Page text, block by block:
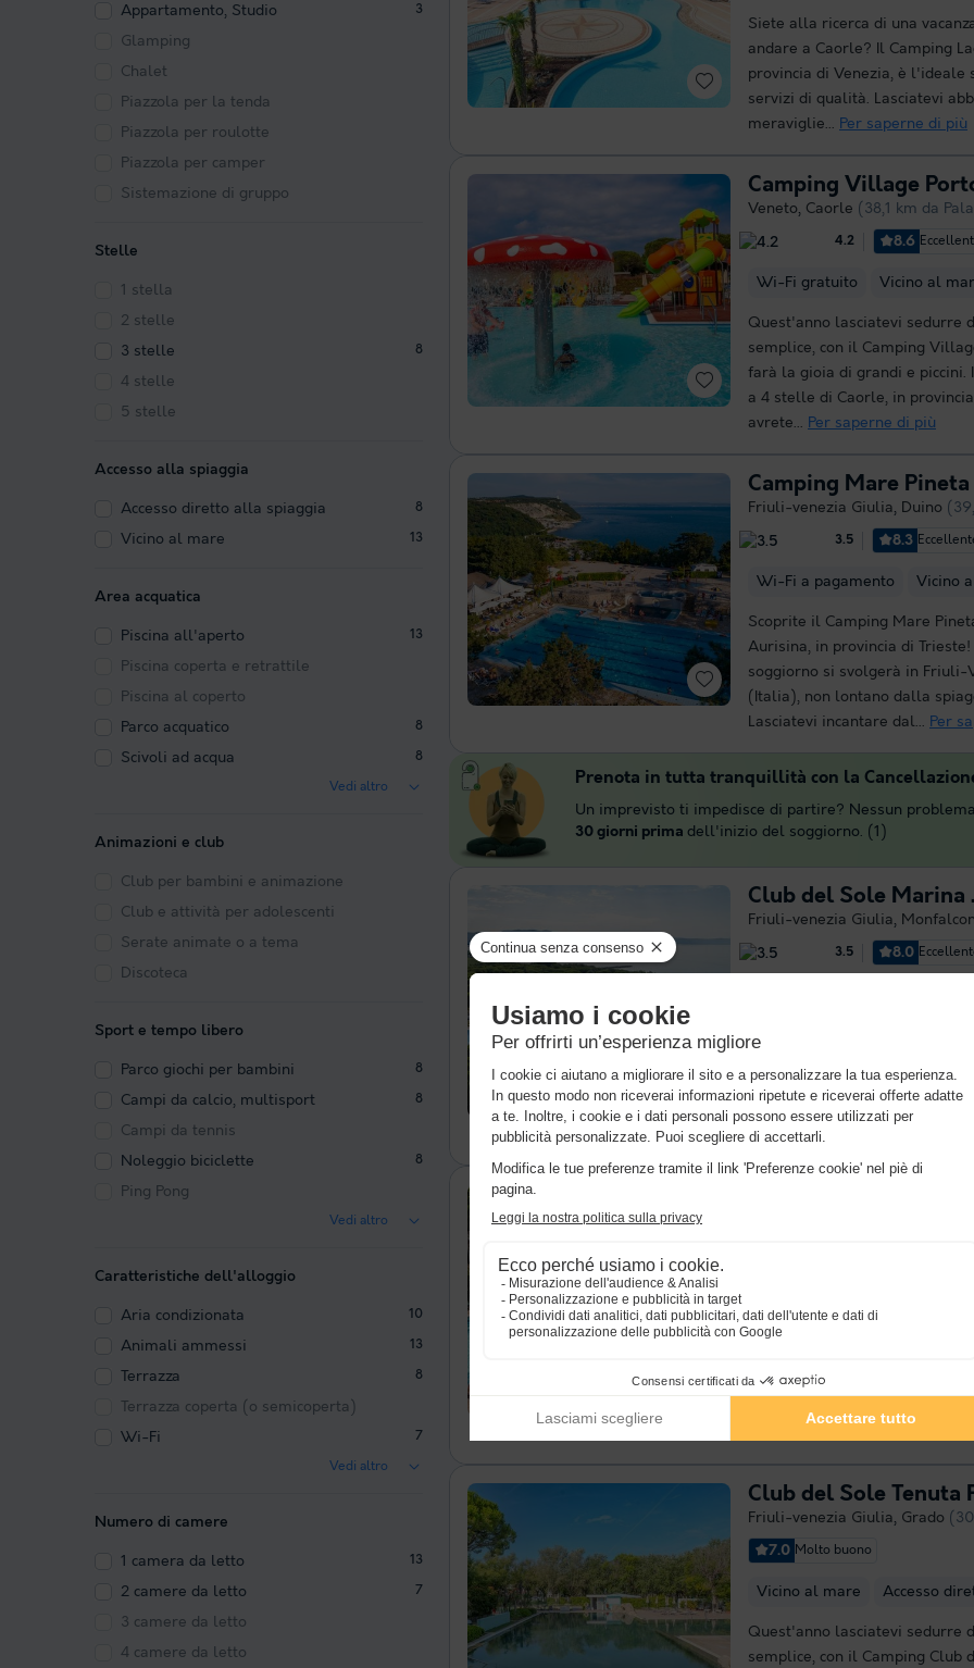
Appartamento, Studio
3
Glamping
Chalet
Piazzola per la tenda
Piazzola per roulotte
Piazzola per camper
Sistemazione di gruppo
Stelle
1 stella
2 stelle
3 stelle
8
4 stelle
5 stelle
Accesso alla spiaggia
Accesso diretto alla spiaggia 8
Vicino al mare 13
Area acquatica
Piscina all'aperto 13
Piscina coperta e retrattile
Piscina al coperto
Parco acquatico
8
Scivoli ad acqua 8
Vedi altro
Animazioni e club
Club per bambini e animazione
Club e attività per adolescenti
Serate animate o a tema
Discoteca
Sport e tempo libero
Parco giochi per bambini 8
Campi da calcio, multisport 8
Campi da tennis
Noleggio biciclette
8
Ping Pong
Vedi altro
Caratteristiche dell'alloggio
Aria condizionata 10
Animali ammessi 13
Terrazza 8
Terrazza coperta (o semicoperta)
Wi-Fi
7
Vedi altro
Numero di camere
1 camera da letto 13
2 camere da letto 7
3 camere da letto
4 camere da letto
Siete alla ricerca di una
andare a Caorle? Il Camping
provincia di Venezia, è l'ideale
servizi di qualità. Lasciatevi
meraviglie... Per saperne di più
Camping Village
Veneto, Caorle (38,1 km da
4.2 8.6
Wi-Fi gratuito Vicino al
Quest'anno lasciatevi sedurre
semplice, con il Camping
farà la gioia di grandi e piccini.
a 4 stelle di Caorle, in
avrete... Per saperne di più
Camping Mare Pineta
Friuli-venezia Giulia, Duino
3.5 8.3
Wi-Fi a pagamento Vicino
Scoprite il Camping Mare
Aurisina, in provincia di
soggiorno si svolgerà in Friuli-
(Italia), non lontano dalla
Lasciatevi incantare dal... Per
Club del Sole
Friuli-venezia Giulia,
3.5 8.0
Vicino
Il comfort del Marina Julia
Marina Julia, in provincia di
Infatti, questo luogo assicura
vacanza da sogno con la
Per saperne di più
Che prenotiate per diverse
giorni, il Residence Punta Spin,
provincia di Gorizia, saprà
desiderio. Chi ama nuotare
Club del Sole Tenuta
Friuli-venezia Giulia, Grado
7.0 Molto buono
Vicino al mare Accesso
Quest'anno lasciatevi sedurre
semplice, con il Camping Club
Prenota in tutta tranquillità con la
Un imprevisto ti impedisce di partire? Nessun
30 giorni prima dell'inizio del soggiorno. (1)